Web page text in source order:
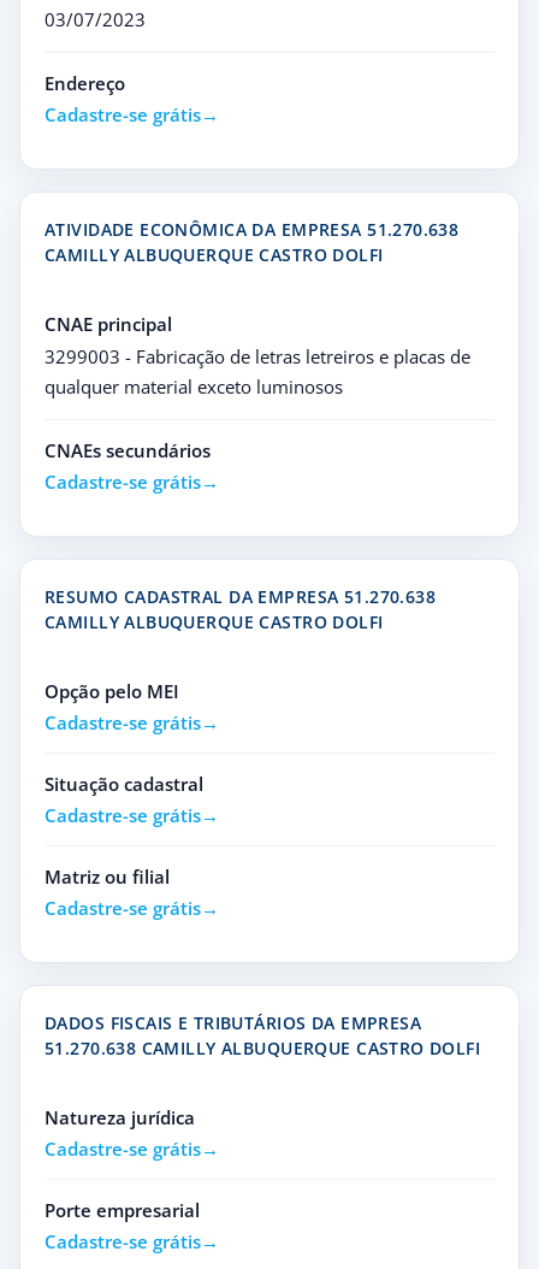
03/07/2023
Endereço
Cadastre-se grátis
ATIVIDADE ECONÔMICA DA EMPRESA 51.270.638
CAMILLY ALBUQUERQUE CASTRO DOLFI
CNAE principal
3299003 - Fabricação de letras letreiros e placas de
qualquer material exceto luminosos
CNAEs secundários
Cadastre-se grátis
RESUMO CADASTRAL DA EMPRESA 51.270.638
CAMILLY ALBUQUERQUE CASTRO DOLFI
Opção pelo MEI
Cadastre-se grátis
Situação cadastral
Cadastre-se grátis
Matriz ou filial
Cadastre-se grátis
DADOS FISCAIS E TRIBUTÁRIOS DA EMPRESA
51.270.638 CAMILLY ALBUQUERQUE CASTRO DOLFI
Natureza jurídica
Cadastre-se grátis
Porte empresarial
Cadastre-se grátis